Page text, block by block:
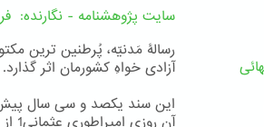
سایت پژوهشنامه - نگارنده:
رسالۀ مَدنیّه، پُرطنین ترین
آزادی خواهِ کشورمان اثر گذارد.